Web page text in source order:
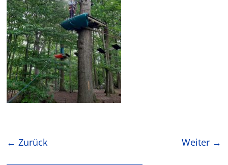
← Zurück Weiter →